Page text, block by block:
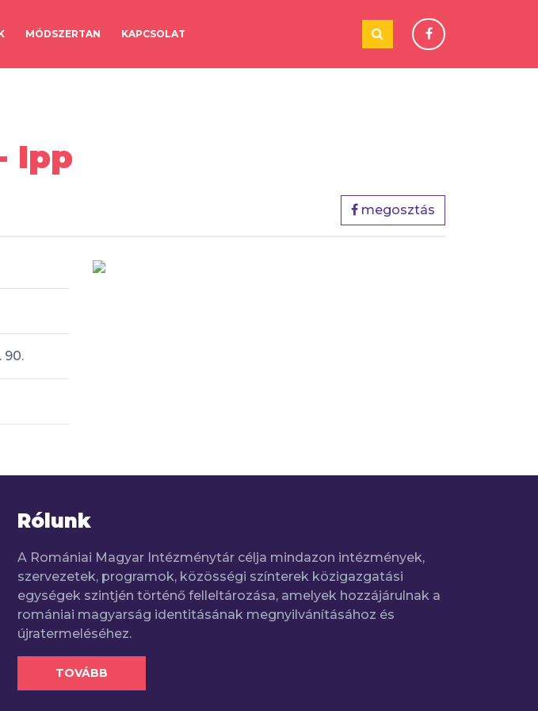
MÓDSZERTAN KAPCSOLAT
Ipp
megosztás
90.
Rólunk
A Romániai Magyar Intézménytár célja mindazon intézmények,
szervezetek, programok, közösségi színterek közigazgatási
egységek szintjén történő felleltározása, amelyek hozzájárulnak a
romániai magyarság identitásának megnyilvánításához és
újratermeléséhez.
TOVÁBB